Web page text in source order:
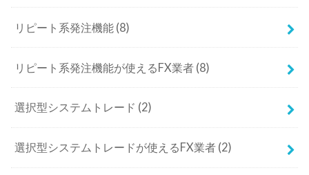
リピート系発注機能 (8)
リピート系発注機能が使えるFX業者 (8)
選択型システムトレード (2)
選択型システムトレードが使えるFX業者 (2)